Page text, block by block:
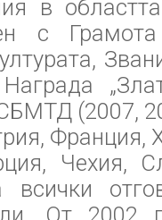
в
с
(2007,
Франция,
Чехия,
От 2002